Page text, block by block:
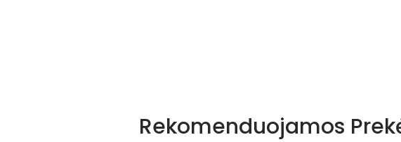
Rekomenduojamos